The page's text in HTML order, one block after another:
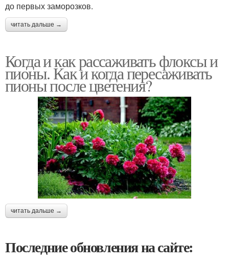
до первых заморозков.
читать дальше →
Когда и как рассаживать флоксы и
пионы. Как и когда пересаживать
пионы после цветения?
читать дальше →
Последние обновления на сайте: